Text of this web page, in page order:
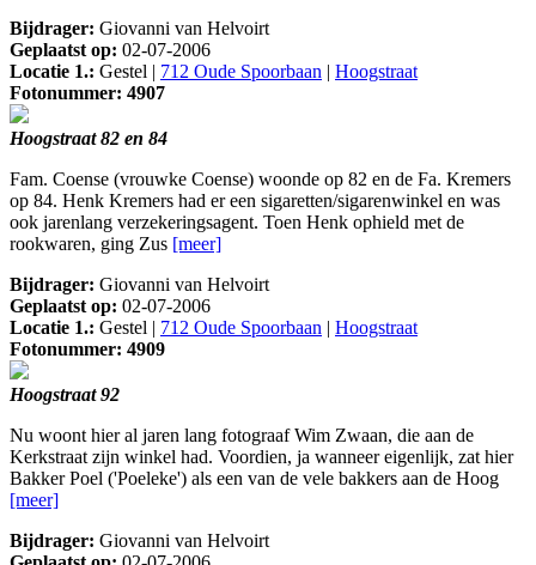
Bijdrager: Giovanni van Helvoirt
Geplaatst op: 02-07-2006
Locatie 1.: Gestel | 712 Oude Spoorbaan | Hoogstraat
Fotonummer: 4907
Hoogstraat 82 en 84
Fam. Coense (vrouwke Coense) woonde op 82 en de Fa. Kremers
op 84. Henk Kremers had er een sigaretten/sigarenwinkel en was
ook jarenlang verzekeringsagent. Toen Henk ophield met de
rookwaren, ging Zus [meer]
Bijdrager: Giovanni van Helvoirt
Geplaatst op: 02-07-2006
Locatie 1.: Gestel | 712 Oude Spoorbaan | Hoogstraat
Fotonummer: 4909
Hoogstraat 92
Nu woont hier al jaren lang fotograaf Wim Zwaan, die aan de
Kerkstraat zijn winkel had. Voordien, ja wanneer eigenlijk, zat hier
Bakker Poel ('Poeleke') als een van de vele bakkers aan de Hoog
[meer]
Bijdrager: Giovanni van Helvoirt